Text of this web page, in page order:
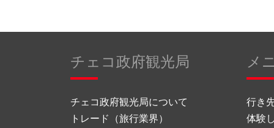
チェコ政府観光局
チェコ政府観光局について
トレード（旅行業界）
メ
行き
体験